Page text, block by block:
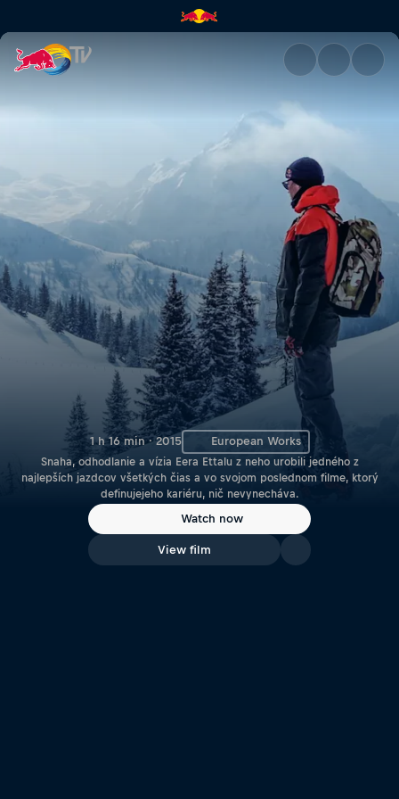
Ender | Red Bull TV
1 h 16 min · 2015 European Works
Snaha, odhodlanie a vízia Eera Ettalu z neho urobili jedného z
najlepších jazdcov všetkých čias a vo svojom poslednom filme, ktorý
definujejeho kariéru, nič nevynecháva.
Watch now
View film